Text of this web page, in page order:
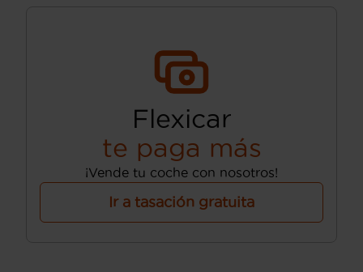
Flexicar
te paga más
¡Vende tu coche con nosotros!
Ir a tasación gratuita